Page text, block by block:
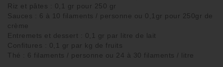
Riz et pâtes : 0,1 gr pour 250 gr
Sauces : 6 à 10 filaments / personne ou 0,1gr pour 250gr de
crème
Entremets et dessert : 0,1 gr par litre de lait
Confitures : 0,1 gr par kg de fruits
Thé : 6 filaments / personne ou 24 à 30 filaments / litre